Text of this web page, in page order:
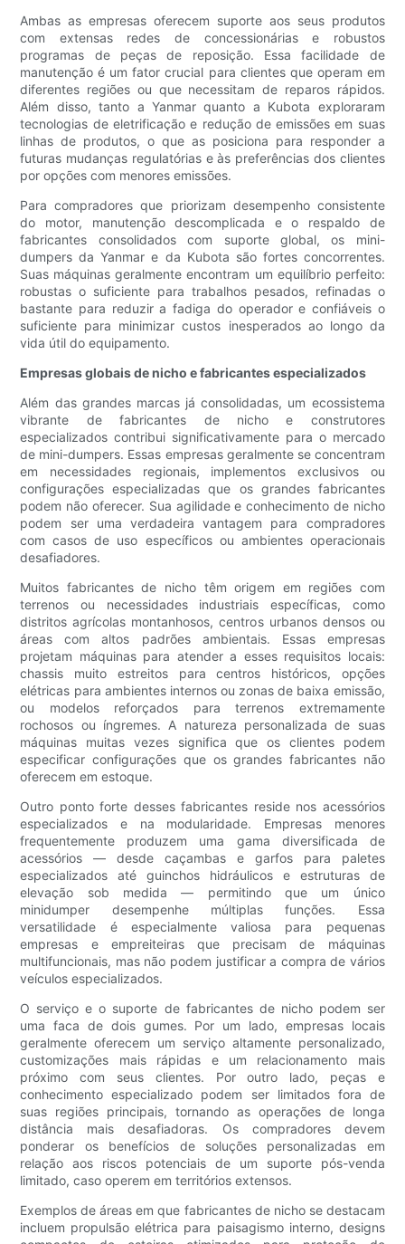
Ambas as empresas oferecem suporte aos seus produtos
com extensas redes de concessionárias e robustos
programas de peças de reposição. Essa facilidade de
manutenção é um fator crucial para clientes que operam em
diferentes regiões ou que necessitam de reparos rápidos.
Além disso, tanto a Yanmar quanto a Kubota exploraram
tecnologias de eletrificação e redução de emissões em suas
linhas de produtos, o que as posiciona para responder a
futuras mudanças regulatórias e às preferências dos clientes
por opções com menores emissões.
Para compradores que priorizam desempenho consistente
do motor, manutenção descomplicada e o respaldo de
fabricantes consolidados com suporte global, os mini-
dumpers da Yanmar e da Kubota são fortes concorrentes.
Suas máquinas geralmente encontram um equilíbrio perfeito:
robustas o suficiente para trabalhos pesados, refinadas o
bastante para reduzir a fadiga do operador e confiáveis ​​o
suficiente para minimizar custos inesperados ao longo da
vida útil do equipamento.
Empresas globais de nicho e fabricantes especializados
Além das grandes marcas já consolidadas, um ecossistema
vibrante de fabricantes de nicho e construtores
especializados contribui significativamente para o mercado
de mini-dumpers. Essas empresas geralmente se concentram
em necessidades regionais, implementos exclusivos ou
configurações especializadas que os grandes fabricantes
podem não oferecer. Sua agilidade e conhecimento de nicho
podem ser uma verdadeira vantagem para compradores
com casos de uso específicos ou ambientes operacionais
desafiadores.
Muitos fabricantes de nicho têm origem em regiões com
terrenos ou necessidades industriais específicas, como
distritos agrícolas montanhosos, centros urbanos densos ou
áreas com altos padrões ambientais. Essas empresas
projetam máquinas para atender a esses requisitos locais:
chassis muito estreitos para centros históricos, opções
elétricas para ambientes internos ou zonas de baixa emissão,
ou modelos reforçados para terrenos extremamente
rochosos ou íngremes. A natureza personalizada de suas
máquinas muitas vezes significa que os clientes podem
especificar configurações que os grandes fabricantes não
oferecem em estoque.
Outro ponto forte desses fabricantes reside nos acessórios
especializados e na modularidade. Empresas menores
frequentemente produzem uma gama diversificada de
acessórios — desde caçambas e garfos para paletes
especializados até guinchos hidráulicos e estruturas de
elevação sob medida — permitindo que um único
minidumper desempenhe múltiplas funções. Essa
versatilidade é especialmente valiosa para pequenas
empresas e empreiteiras que precisam de máquinas
multifuncionais, mas não podem justificar a compra de vários
veículos especializados.
O serviço e o suporte de fabricantes de nicho podem ser
uma faca de dois gumes. Por um lado, empresas locais
geralmente oferecem um serviço altamente personalizado,
customizações mais rápidas e um relacionamento mais
próximo com seus clientes. Por outro lado, peças e
conhecimento especializado podem ser limitados fora de
suas regiões principais, tornando as operações de longa
distância mais desafiadoras. Os compradores devem
ponderar os benefícios de soluções personalizadas em
relação aos riscos potenciais de um suporte pós-venda
limitado, caso operem em territórios extensos.
Exemplos de áreas em que fabricantes de nicho se destacam
incluem propulsão elétrica para paisagismo interno, designs